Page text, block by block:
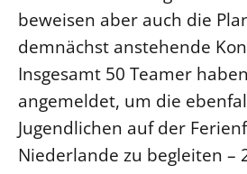
beweisen aber auch die
demnächst anstehende
Insgesamt 50 Teamer
angemeldet, um die
Jugendlichen auf der
Niederlande zu begleiten –